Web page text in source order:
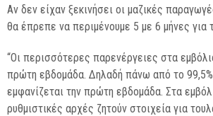
Αν δεν είχαν ξεκινήσει οι μαζικές
θα έπρεπε να περιμένουμε 5 με 6 μήνες για
“Οι περισσότερες παρενέργειες στα
πρώτη εβδομάδα. Δηλαδή πάνω από το
εμφανίζεται την πρώτη εβδομάδα. Στα
ρυθμιστικές αρχές ζητούν στοιχεία για